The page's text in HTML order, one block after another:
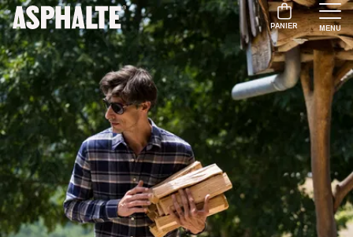
PANIER MENU